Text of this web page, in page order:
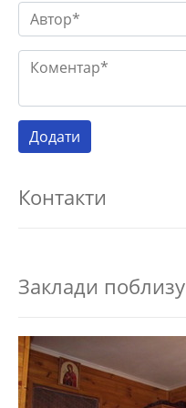
Контакти
Заклади поблизу